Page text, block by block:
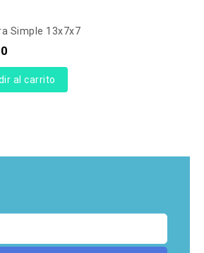
Simple 13x7x7
al carrito